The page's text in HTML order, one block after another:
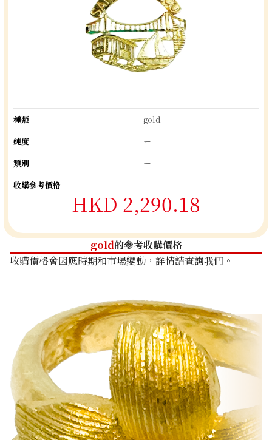
種類
gold
純度
ー
類別
ー
收購參考價格
HKD 2,290.18
gold的參考收購價格
收購價格會因應時期和市場變動，詳情請查詢我們。